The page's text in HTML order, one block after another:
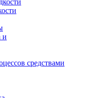
и
средствами